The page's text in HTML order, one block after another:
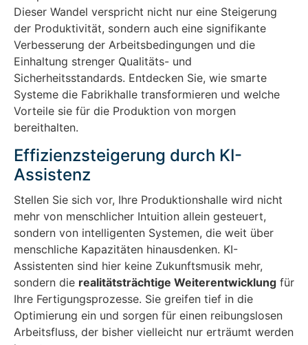
Dieser Wandel verspricht nicht nur eine Steigerung
der Produktivität, sondern auch eine signifikante
Verbesserung der Arbeitsbedingungen und die
Einhaltung strenger Qualitäts- und
Sicherheitsstandards. Entdecken Sie, wie smarte
Systeme die Fabrikhalle transformieren und welche
Vorteile sie für die Produktion von morgen
bereithalten.
Effizienzsteigerung durch KI-
Assistenz
Stellen Sie sich vor, Ihre Produktionshalle wird nicht
mehr von menschlicher Intuition allein gesteuert,
sondern von intelligenten Systemen, die weit über
menschliche Kapazitäten hinausdenken. KI-
Assistenten sind hier keine Zukunftsmusik mehr,
sondern die realitätsträchtige Weiterentwicklung für
Ihre Fertigungsprozesse. Sie greifen tief in die
Optimierung ein und sorgen für einen reibungslosen
Arbeitsfluss, der bisher vielleicht nur erträumt werden